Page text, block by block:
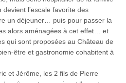
l’escale favorite des
un déjeuner… puis pour passer la
alors aménagées à cet effet… et
qui sont proposées au Château de
être et gastronomie cohabitent à
et Jérôme, les 2 fils de Pierre